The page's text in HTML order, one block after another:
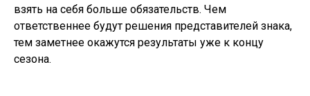
взять на себя больше обязательств. Чем
ответственнее будут решения представителей знака,
тем заметнее окажутся результаты уже к концу
сезона.